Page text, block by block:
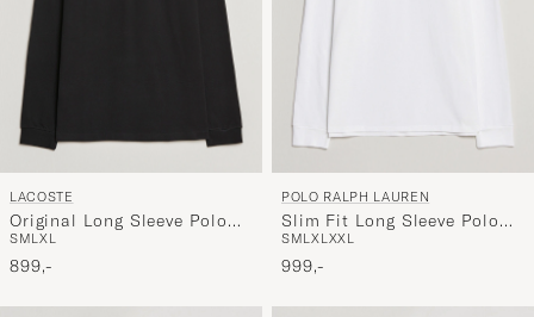
LACOSTE
Original Long Sleeve Polo
Piké Black
SMLXL
899,-
POLO RALPH LAUREN
Slim Fit Long Sleeve Polo
White
SMLXLXXL
999,-